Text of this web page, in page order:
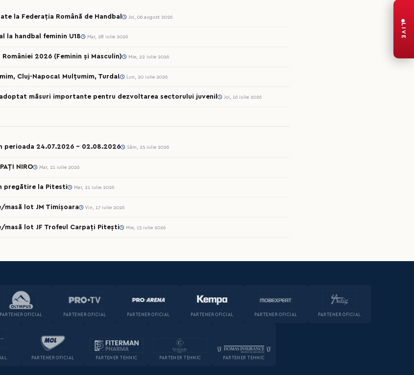
la Federația Română de Handbal Joi, 06 august 2026
la handbal feminin U18 Mar, 28 iulie 2026
2026 (Feminin și Masculin) Mie, 22 iulie 2026
Cluj-Napoca! Mulțumim, Turda! Lun, 20 iulie 2026
măsuri importante pentru dezvoltarea sectorului juvenil Joi, 16 iulie 2026
24.07.2026 – 02.08.2026 Sâm, 25 iulie 2026
NIRO Mar, 21 iulie 2026
pregătire la Pitesti Mar, 21 iulie 2026
lot JM Timișoara Vin, 17 iulie 2026
lot JF Trofeul Carpați Pitești Mie, 15 iulie 2026
PARTENER OFICIAL PARTENER OFICIAL PARTENER OFICIAL PARTENER OFICIAL PARTENER OFICIAL PARTENER OFICIAL
PARTENER OFICIAL PARTENER TEHNIC PARTENER TEHNIC PARTENER TEHNIC
LIVE